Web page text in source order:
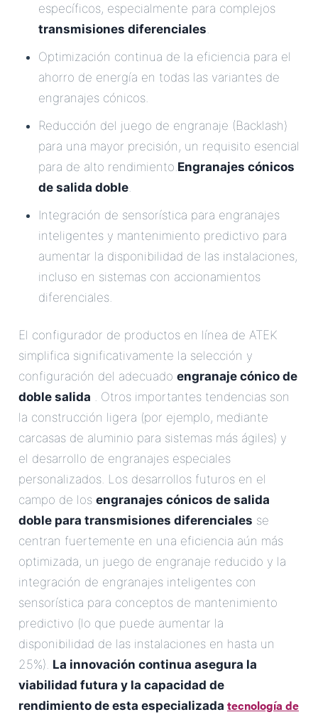
específicos, especialmente para complejos
transmisiones diferenciales.
Optimización continua de la eficiencia para el
ahorro de energía en todas las variantes de
engranajes cónicos.
Reducción del juego de engranaje (Backlash)
para una mayor precisión, un requisito esencial
para de alto rendimiento.Engranajes cónicos
de salida doble.
Integración de sensorística para engranajes
inteligentes y mantenimiento predictivo para
aumentar la disponibilidad de las instalaciones,
incluso en sistemas con accionamientos
diferenciales.
El configurador de productos en línea de ATEK
simplifica significativamente la selección y
configuración del adecuado engranaje cónico de
doble salida . Otros importantes tendencias son
la construcción ligera (por ejemplo, mediante
carcasas de aluminio para sistemas más ágiles) y
el desarrollo de engranajes especiales
personalizados. Los desarrollos futuros en el
campo de los engranajes cónicos de salida
doble para transmisiones diferenciales se
centran fuertemente en una eficiencia aún más
optimizada, un juego de engranaje reducido y la
integración de engranajes inteligentes con
sensorística para conceptos de mantenimiento
predictivo (lo que puede aumentar la
disponibilidad de las instalaciones en hasta un
25%). La innovación continua asegura la
viabilidad futura y la capacidad de
rendimiento de esta especializada tecnología de